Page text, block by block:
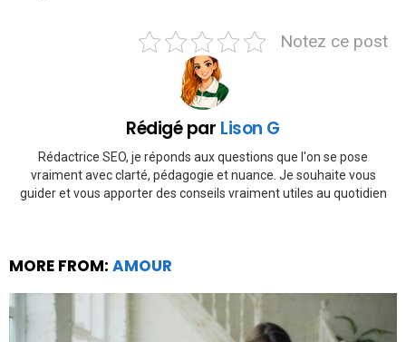
Notez ce post
Rédigé par Lison G
Rédactrice SEO, je réponds aux questions que l'on se pose
vraiment avec clarté, pédagogie et nuance. Je souhaite vous
guider et vous apporter des conseils vraiment utiles au quotidien
MORE FROM: AMOUR